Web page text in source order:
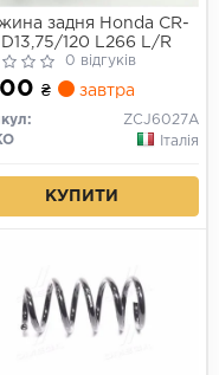
задня Honda CR-
120 L266 L/R
0 відгуків
₴ завтра
ZCJ6027A
Італія
КУПИТИ